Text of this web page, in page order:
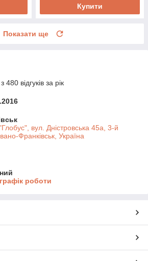
Купити
Показати ще
відгуків за рік
вул. Дністровська 45а, 3-й
Франківськ, Україна
роботи